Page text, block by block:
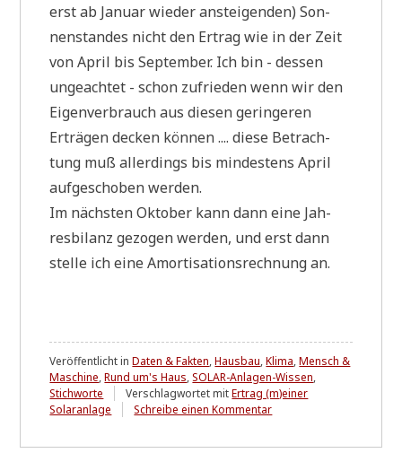
erst ab Janu­ar wie­der anstei­gen­den) Son­
nen­stan­des nicht den Ertrag wie in der Zeit
von April bis Sep­tem­ber. Ich bin - des­sen
unge­ach­tet - schon zufrie­den wenn wir den
Eigen­ver­brauch aus die­sen gerin­ge­ren
Erträ­gen decken kön­nen .... die­se Betrach­
tung muß aller­dings bis min­de­stens April
auf­ge­scho­ben werden.
Im näch­sten Okto­ber kann dann eine Jah­
res­bi­lanz gezo­gen wer­den, und erst dann
stel­le ich eine Amor­ti­sa­ti­ons­rech­nung an.
Veröffentlicht inDaten & Fakten,Hausbau,Klima,Mensch &
Maschine,Rund um's Haus,SOLAR-Anlagen-Wissen,
Stichworte
Verschlagwortet mitErtrag (m)einer
Solaranlage
Schreibe einen Kommentarzu